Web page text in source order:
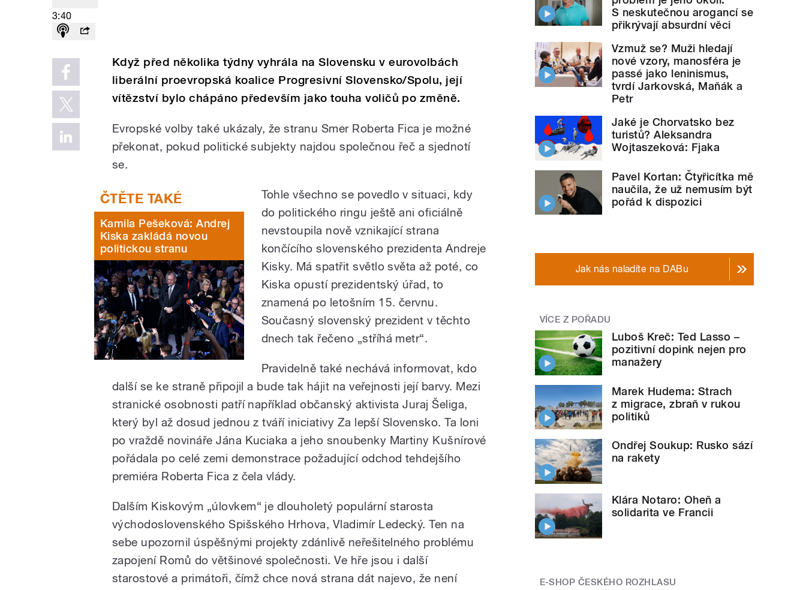
3:40
Když před několika týdny vyhrála na Slovensku v eurovolbách
liberální proevropská koalice Progresivní Slovensko/Spolu, její
vítězství bylo chápáno především jako touha voličů po změně.
Evropské volby také ukázaly, že stranu Smer Roberta Fica je možné
překonat, pokud politické subjekty najdou společnou řeč a sjednotí
se.
Kamila Pešeková: Andrej
Kiska zakládá novou
politickou stranu
Tohle všechno se povedlo v situaci, kdy
do politického ringu ještě ani oficiálně
nevstoupila nově vznikající strana
končícího slovenského prezidenta Andreje
Kisky. Má spatřit světlo světa až poté, co
Kiska opustí prezidentský úřad, to
znamená po letošním 15. červnu.
Současný slovenský prezident v těchto
dnech tak řečeno „stříhá metr“.
Pravidelně také nechává informovat, kdo
další se ke straně připojil a bude tak hájit na veřejnosti její barvy. Mezi
stranické osobnosti patří například občanský aktivista Juraj Šeliga,
který byl až dosud jednou z tváří iniciativy Za lepší Slovensko. Ta loni
po vraždě novináře Jána Kuciaka a jeho snoubenky Martiny Kušnírové
pořádala po celé zemi demonstrace požadující odchod tehdejšího
premiéra Roberta Fica z čela vlády.
Dalším Kiskovým „úlovkem“ je dlouholetý populární starosta
východoslovenského Spišského Hrhova, Vladimír Ledecký. Ten na
sebe upozornil úspěšnými projekty zdánlivě neřešitelného problému
zapojení Romů do většinové společnosti. Ve hře jsou i další
starostové a primátoři, čímž chce nová strana dát najevo, že není
S neskutečnou arogancí se
přikrývají absurdní věci
Vzmuž se? Muži hledají
nové vzory, manosféra je
passé jako leninismus,
tvrdí Jarkovská, Maňák a
Petr
Jaké je Chorvatsko bez
turistů? Aleksandra
Wojtaszeková: Fjaka
Pavel Kortan: Čtyřicítka mě
naučila, že už nemusím být
pořád k dispozici
Jak nás naladíte na DABu
VÍCE Z POŘADU
Luboš Kreč: Ted Lasso –
pozitivní dopink nejen pro
manažery
Marek Hudema: Strach
z migrace, zbraň v rukou
politiků
Ondřej Soukup: Rusko sází
na rakety
Klára Notaro: Oheň a
solidarita ve Francii
E-SHOP ČESKÉHO ROZHLASU